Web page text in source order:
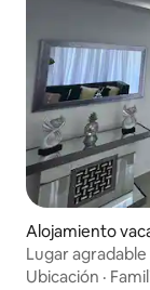
Alojamiento
Lugar agradable
Ubicación ·